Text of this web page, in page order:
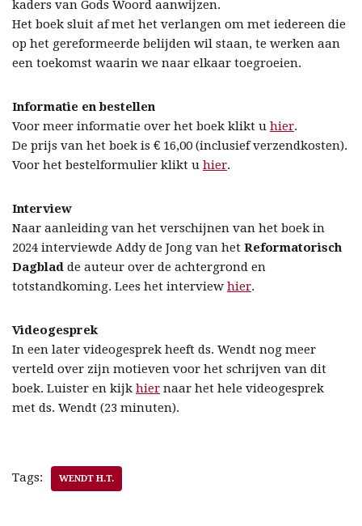
kaders van Gods Woord aanwijzen.
Het boek sluit af met het verlangen om met iedereen die
op het gereformeerde belijden wil staan, te werken aan
een toekomst waarin we naar elkaar toegroeien.
Informatie en bestellen
Voor meer informatie over het boek klikt u hier.
De prijs van het boek is € 16,00 (inclusief verzendkosten).
Voor het bestelformulier klikt u hier.
Interview
Naar aanleiding van het verschijnen van het boek in
2024 interviewde Addy de Jong van het Reformatorisch
Dagblad de auteur over de achtergrond en
totstandkoming. Lees het interview hier.
Videogesprek
In een later videogesprek heeft ds. Wendt nog meer
verteld over zijn motieven voor het schrijven van dit
boek. Luister en kijk hier naar het hele videogesprek
met ds. Wendt (23 minuten).
Tags: WENDT H.T.